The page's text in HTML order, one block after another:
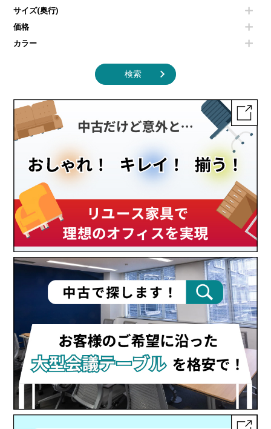
サイズ(奥行)
価格
カラー
検索